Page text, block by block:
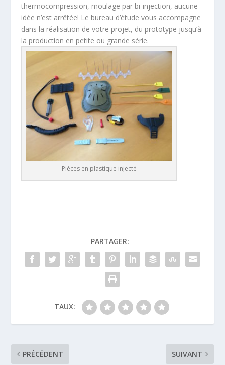
thermocompression, moulage par bi-injection, aucune
idée n’est arrêtée! Le bureau d’étude vous accompagne
dans la réalisation de votre projet, du prototype jusqu’à
la production en petite ou grande série.
Pièces en plastique injecté
PARTAGER:
TAUX:
PRÉCÉDENT SUIVANT